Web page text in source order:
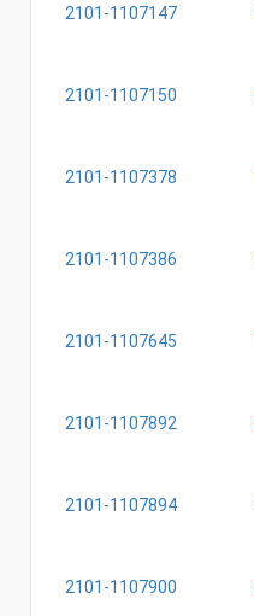
2101-1107147
2101-1107150
2101-1107378
2101-1107386
2101-1107645
2101-1107892
2101-1107894
2101-1107900